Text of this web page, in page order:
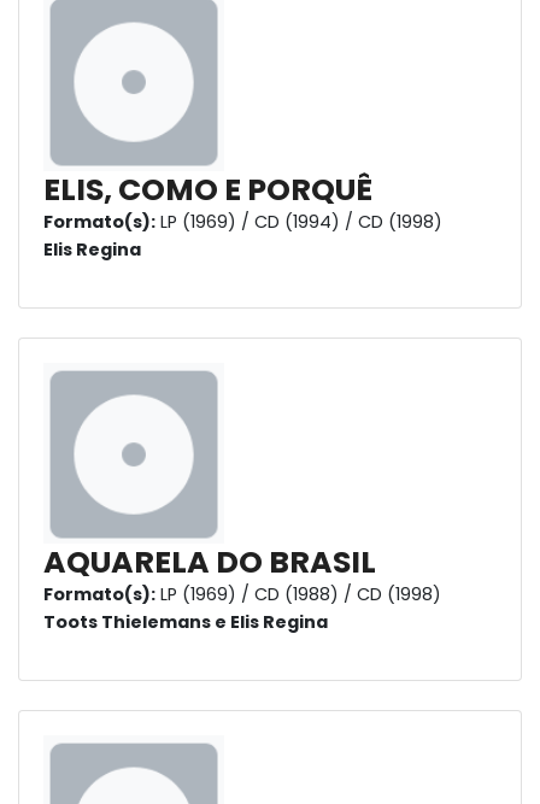
ELIS, COMO E PORQUÊ
Formato(s): LP (1969) / CD (1994) / CD (1998)
Elis Regina
AQUARELA DO BRASIL
Formato(s): LP (1969) / CD (1988) / CD (1998)
Toots Thielemans e Elis Regina